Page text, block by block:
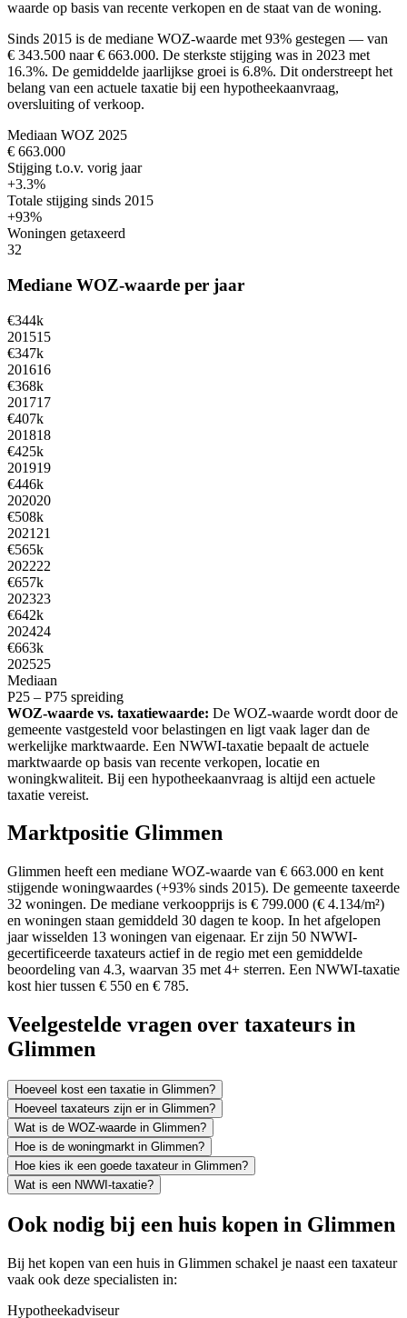
waarde op basis van recente verkopen en de staat van de woning.
Sinds 2015 is de mediane WOZ-waarde met 93% gestegen — van
€ 343.500 naar € 663.000. De sterkste stijging was in 2023 met
16.3%. De gemiddelde jaarlijkse groei is 6.8%. Dit onderstreept het
belang van een actuele taxatie bij een hypotheekaanvraag,
oversluiting of verkoop.
Mediaan WOZ 2025
€ 663.000
Stijging t.o.v. vorig jaar
+3.3%
Totale stijging sinds 2015
+93%
Woningen getaxeerd
32
Mediane WOZ-waarde per jaar
€344k
201515
€347k
201616
€368k
201717
€407k
201818
€425k
201919
€446k
202020
€508k
2021 21
€565k
202222
€657k
202323
€642k
202424
€663k
202525
Mediaan
P25 – P75 spreiding
WOZ-waarde vs. taxatiewaarde: De WOZ-waarde wordt door de
gemeente vastgesteld voor belastingen en ligt vaak lager dan de
werkelijke marktwaarde. Een NWWI-taxatie bepaalt de actuele
marktwaarde op basis van recente verkopen, locatie en
woningkwaliteit. Bij een hypotheekaanvraag is altijd een actuele
taxatie vereist.
Marktpositie Glimmen
Glimmen heeft een mediane WOZ-waarde van € 663.000 en kent
stijgende woningwaardes (+93% sinds 2015). De gemeente taxeerde
32 woningen. De mediane verkoopprijs is € 799.000 (€ 4.134/m²)
en woningen staan gemiddeld 30 dagen te koop. In het afgelopen
jaar wisselden 13 woningen van eigenaar. Er zijn 50 NWWI-
gecertificeerde taxateurs actief in de regio met een gemiddelde
beoordeling van 4.3, waarvan 35 met 4+ sterren. Een NWWI-taxatie
kost hier tussen € 550 en € 785.
Veelgestelde vragen over taxateurs in
Glimmen
Hoeveel kost een taxatie in Glimmen?
Hoeveel taxateurs zijn er in Glimmen?
Wat is de WOZ-waarde in Glimmen?
Hoe is de woningmarkt in Glimmen?
Hoe kies ik een goede taxateur in Glimmen?
Wat is een NWWI-taxatie?
Ook nodig bij een huis kopen in Glimmen
Bij het kopen van een huis in Glimmen schakel je naast een taxateur
vaak ook deze specialisten in:
Hypotheekadviseur